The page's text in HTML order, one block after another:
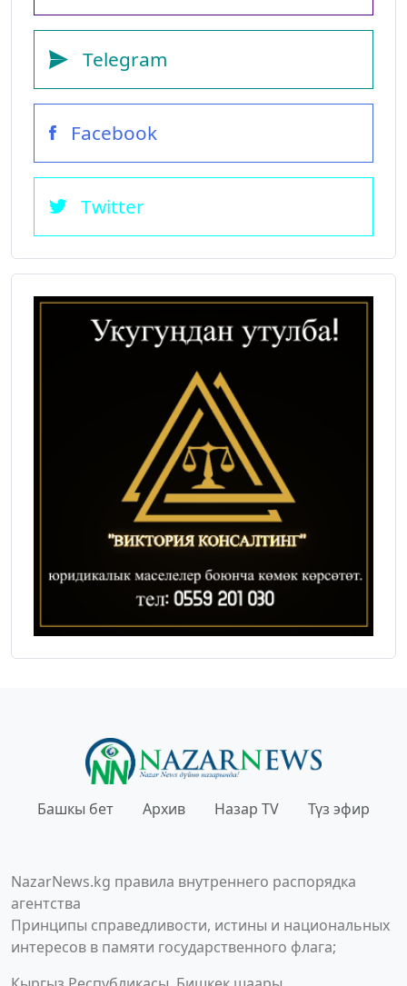
Telegram
Facebook
Twitter
Башкы бет Архив Назар TV Түз эфир
NazarNews.kg правила внутреннего распорядка
агентства
Принципы справедливости, истины и национальных
интересов в памяти государственного флага;